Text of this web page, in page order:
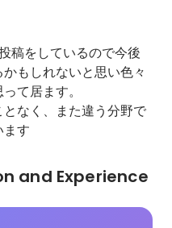
稿をしているので今後
もしれないと思い色々
て居ます。
なく、また違う分野で
ます